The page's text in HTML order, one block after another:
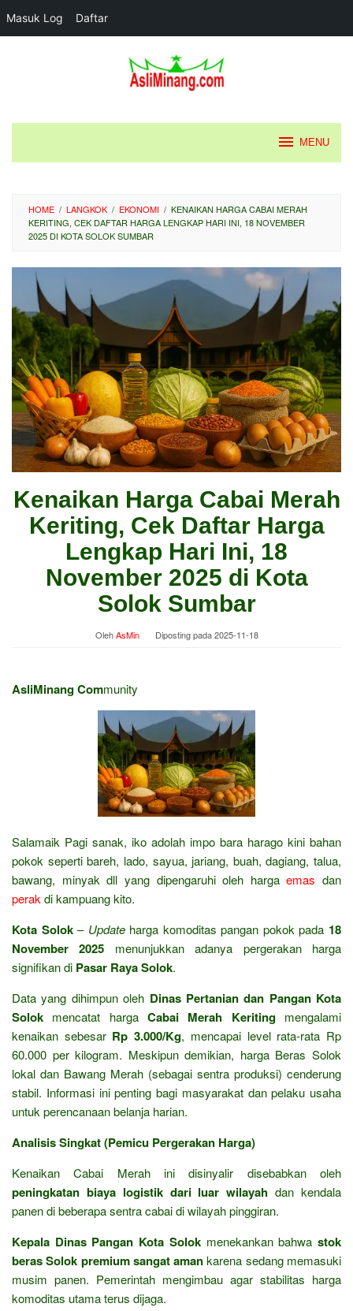
Masuk Log Daftar
MENU
HOME / LANGKOK / EKONOMI / KENAIKAN HARGA CABAI MERAH
KERITING, CEK DAFTAR HARGA LENGKAP HARI INI, 18 NOVEMBER
2025 DI KOTA SOLOK SUMBAR
Kenaikan Harga Cabai Merah
Keriting, Cek Daftar Harga
Lengkap Hari Ini, 18
November 2025 di Kota
Solok Sumbar
OlehAsMin Diposting pada2025-11-18
AsliMinang Community
Salamaik Pagi sanak, iko adolah impo bara harago kini bahan
pokok seperti bareh, lado, sayua, jariang, buah, dagiang, talua,
bawang, minyak dll yang dipengaruhi oleh hargaemas dan
perak di kampuang kito.
Kota Solok– Updateharga komoditas pangan pokok pada 18
November 2025 menunjukkan adanya pergerakan harga
signifikan di Pasar Raya Solok.
Data yang dihimpun oleh Dinas Pertanian dan Pangan Kota
Solok mencatat harga Cabai Merah Keritingmengalami
kenaikan sebesar Rp 3.000/Kg, mencapai level rata-rata Rp
60.000 per kilogram. Meskipun demikian, harga Beras Solok
lokal dan Bawang Merah (sebagai sentra produksi) cenderung
stabil. Informasi ini penting bagi masyarakat dan pelaku usaha
untuk perencanaan belanja harian.
Analisis Singkat (Pemicu Pergerakan Harga)
Kenaikan Cabai Merah ini disinyalir disebabkan oleh
peningkatan biaya logistik dari luar wilayah dan kendala
panen di beberapa sentra cabai di wilayah pinggiran.
Kepala Dinas Pangan Kota Solokmenekankan bahwastok
beras Solok premium sangat amankarena sedang memasuki
musim panen. Pemerintah mengimbau agar stabilitas harga
komoditas utama terus dijaga.